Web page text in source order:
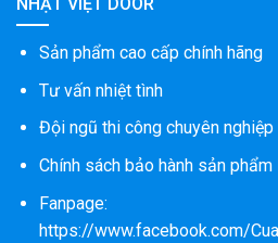
Sản phẩm cao cấp chính hãng
Tư vấn nhiệt tình
Đội ngũ thi công chuyên nghiệp
Chính sách bảo hành sản
Fanpage:
https://www.facebook.com/